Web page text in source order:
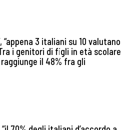
“appena 3 italiani su 10 valutano
i genitori di figli in età scolare
il 48% fra gli